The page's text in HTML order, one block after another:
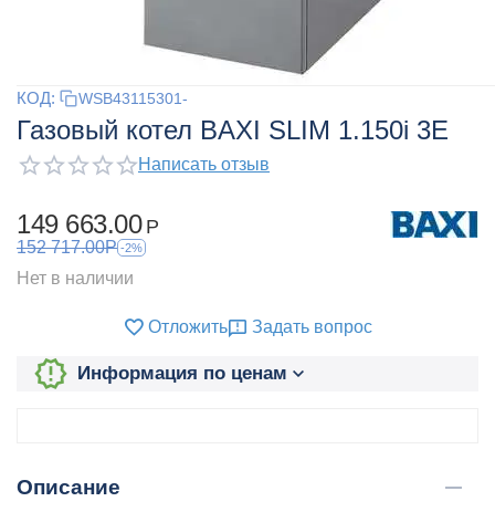
КОД: WSB43115301-
Газовый котел BAXI SLIM 1.150i 3E
Написать отзыв
149 663.00 Р
152 717.00Р -2%
Нет в наличии
Отложить Задать вопрос
Информация по ценам
Описание